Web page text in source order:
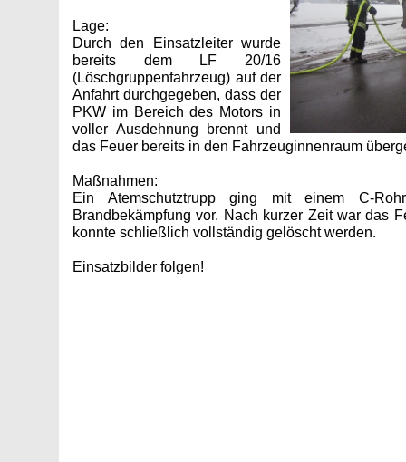
Lage:
Durch den Einsatzleiter wurde
bereits dem LF 20/16
(Löschgruppenfahrzeug) auf der
Anfahrt durchgegeben, dass der
PKW im Bereich des Motors in
voller Ausdehnung brennt und
das Feuer bereits in den Fahrzeuginnenraum
Maßnahmen:
Ein Atemschutztrupp ging mit einem C-
Brandbekämpfung vor. Nach kurzer Zeit war das
konnte schließlich vollständig gelöscht werden.
Einsatzbilder folgen!